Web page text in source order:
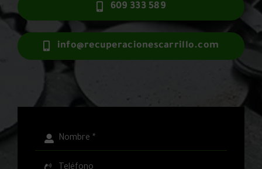
609 333 589
info@recuperacionescarrillo.com